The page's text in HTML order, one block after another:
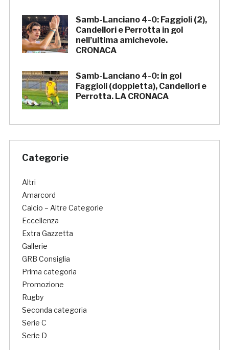
Samb-Lanciano 4-0: Faggioli (2),
Candellori e Perrotta in gol
nell’ultima amichevole.
CRONACA
Samb-Lanciano 4-0: in gol
Faggioli (doppietta), Candellori e
Perrotta. LA CRONACA
Categorie
Altri
Amarcord
Calcio – Altre Categorie
Eccellenza
Extra Gazzetta
Gallerie
GRB Consiglia
Prima categoria
Promozione
Rugby
Seconda categoria
Serie C
Serie D